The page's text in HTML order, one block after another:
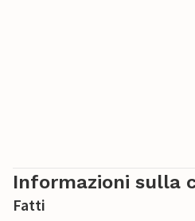
Informazioni sulla
Fatti